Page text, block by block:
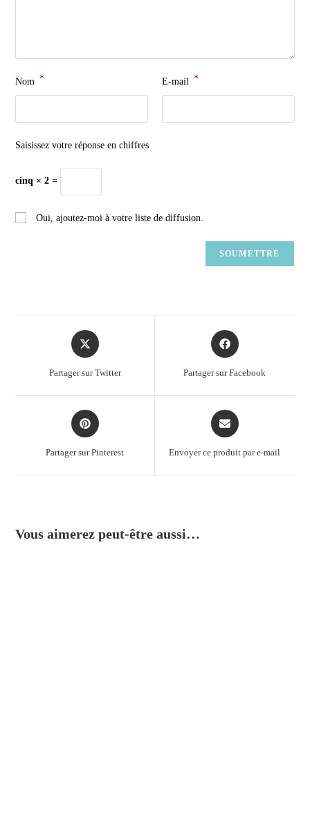
Nom * E-mail *
Saisissez votre réponse en chiffres
cinq × 2 =
Oui, ajoutez-moi à votre liste de diffusion.
Partager sur Twitter Partager sur Facebook
Partager sur Pinterest Envoyer ce produit par e-mail
Vous aimerez peut-être aussi…